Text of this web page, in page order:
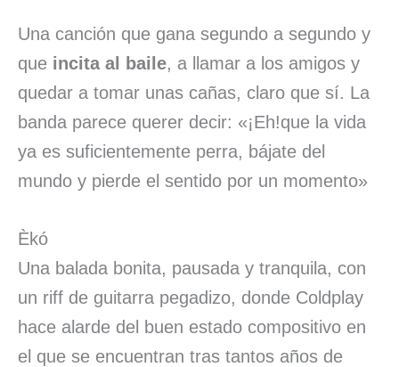
Una canción que gana segundo a segundo y
que incita al baile, a llamar a los amigos y
quedar a tomar unas cañas, claro que sí. La
banda parece querer decir: «¡Eh!que la vida
ya es suficientemente perra, bájate del
mundo y pierde el sentido por un momento»
Èkó
Una balada bonita, pausada y tranquila, con
un riff de guitarra pegadizo, donde Coldplay
hace alarde del buen estado compositivo en
el que se encuentran tras tantos años de